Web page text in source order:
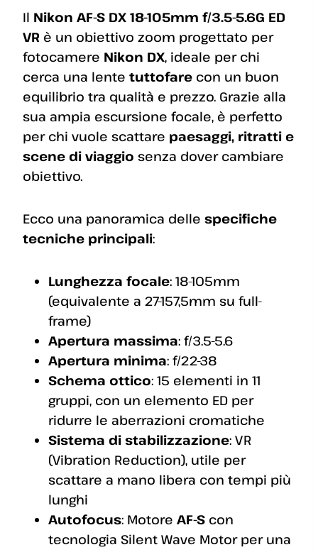
Il Nikon AF-S DX 18-105mm f/3.5-5.6G ED
VR è un obiettivo zoom progettato per
fotocamere Nikon DX, ideale per chi
cerca una lente tuttofare con un buon
equilibrio tra qualità e prezzo. Grazie alla
sua ampia escursione focale, è perfetto
per chi vuole scattare paesaggi, ritratti e
scene di viaggio senza dover cambiare
obiettivo.
Ecco una panoramica delle specifiche
tecniche principali:
Lunghezza focale: 18-105mm
(equivalente a 27-157,5mm su full-
frame)
Apertura massima: f/3.5-5.6
Apertura minima: f/22-38
Schema ottico: 15 elementi in 11
gruppi, con un elemento ED per
ridurre le aberrazioni cromatiche
Sistema di stabilizzazione: VR
(Vibration Reduction), utile per
scattare a mano libera con tempi più
lunghi
Autofocus: Motore AF-S con
tecnologia Silent Wave Motor per una